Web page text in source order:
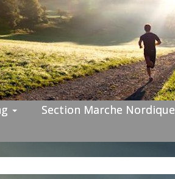
Section Marche Nordique